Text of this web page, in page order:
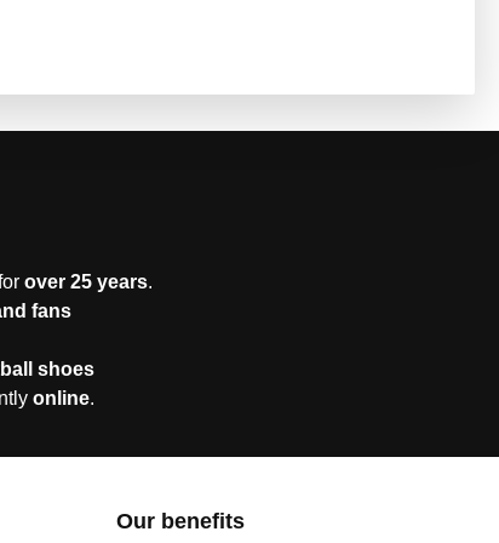
over 25 years.
fans
shoes
online.
Our benefits